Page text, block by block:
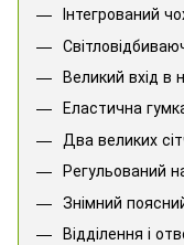
Інтегрований
Великий вхід в
Еластична
Два великих
Регульований
Знімний
Відділення і